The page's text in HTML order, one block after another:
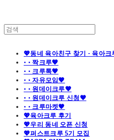
💖동네 육아친구 찾기 - 육아크
· · 짝크루🧡
· · 크루톡🧡
· · 자유모임🧡
· · 원데이크루🧡
· · 원데이크루 신청🧡
· · 크루마켓🧡
💖육아크루 후기
💖우리 동네 오픈 신청
💖퍼스트크루 5기 모집